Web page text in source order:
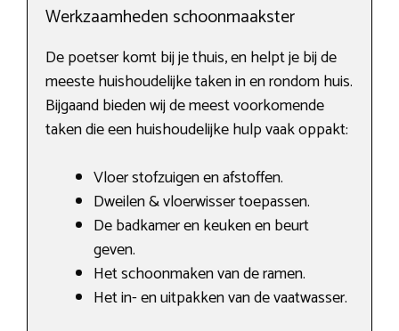
Werkzaamheden schoonmaakster
De poetser komt bij je thuis, en helpt je bij de
meeste huishoudelijke taken in en rondom huis.
Bijgaand bieden wij de meest voorkomende
taken die een huishoudelijke hulp vaak oppakt:
Vloer stofzuigen en afstoffen.
Dweilen & vloerwisser toepassen.
De badkamer en keuken en beurt
geven.
Het schoonmaken van de ramen.
Het in- en uitpakken van de vaatwasser.